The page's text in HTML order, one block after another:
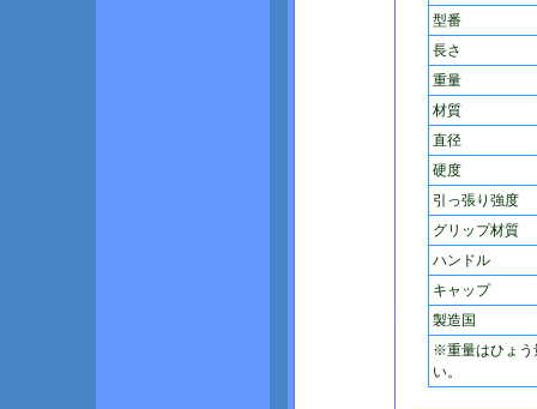
型番
長さ
重量
材質
直径
硬度
引っ張り強度
グリップ材質
ハンドル
キャップ
製造国
※重量はひょう
い。